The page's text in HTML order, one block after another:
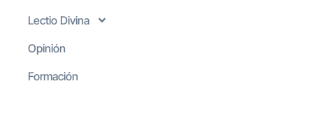
Lectio Divina
Opinión
Formación